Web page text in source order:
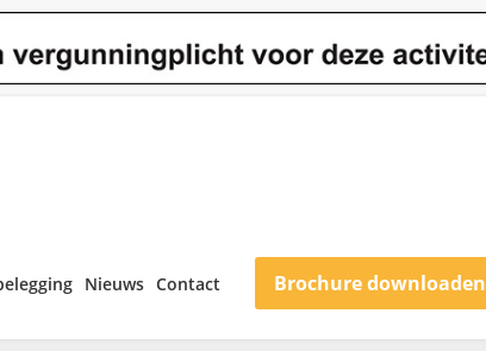
Nieuws Contact Brochure downloaden